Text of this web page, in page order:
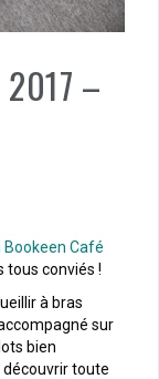
–
Café
tous conviés !
à bras
sur
bien
toute